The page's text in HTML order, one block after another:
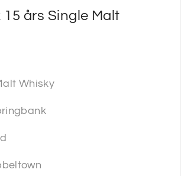
års Single Malt
Whisky